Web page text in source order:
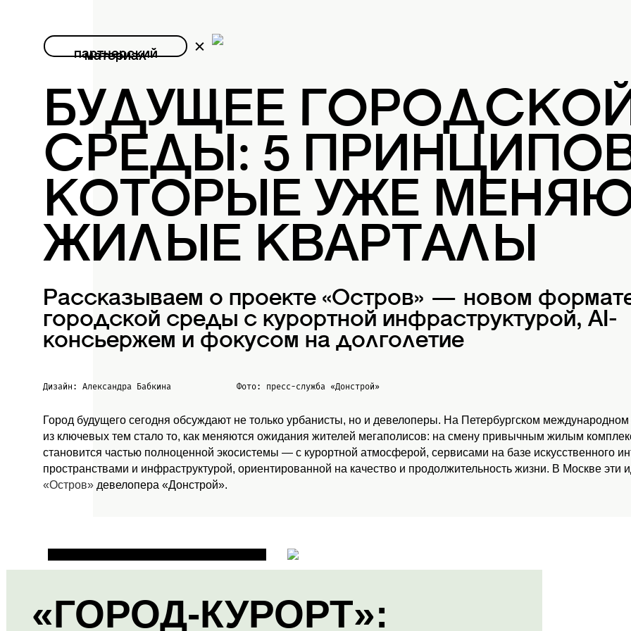
партнерский
материал
БУДУЩЕЕ
СРЕДЫ: 5
КОТОРЫЕ УЖЕ
ЖИЛЫЕ КВАРТАЛЫ
Рассказываем о проекте «Остров» — новом
городской среды с курортной инфраструктурой, AI-
консьержем и фокусом на долголетие
Дизайн: Александра Бабкина Фото: пресс-служба «Донстрой»
Город будущего сегодня обсуждают не только урбанисты, но и девелоперы. На Петербургском
из ключевых тем стало то, как меняются ожидания жителей мегаполисов: на смену привычным жилым
становится частью полноценной экосистемы — с курортной атмосферой, сервисами на базе искусственного
пространствами и инфраструктурой, ориентированной на качество и продолжительность жизни. В Москве
«Остров» девелопера «Донстрой».
«ГОРОД-КУРОРТ»: